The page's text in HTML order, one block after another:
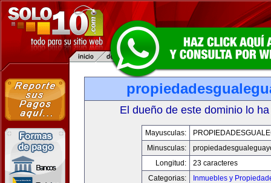
El dueño de este dominio lo
Mayusculas:
Minusculas:
Longitud:
23 caracteres
Categorias:
Inmuebles y